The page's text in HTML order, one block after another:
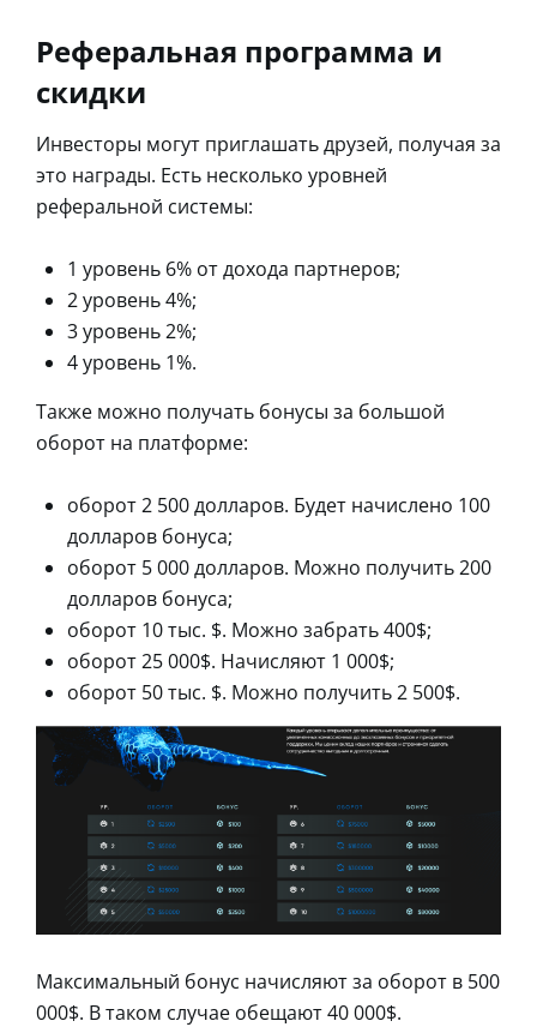
Реферальная программа и
скидки
Инвесторы могут приглашать друзей, получая за
это награды. Есть несколько уровней
реферальной системы:
1 уровень 6% от дохода партнеров;
2 уровень 4%;
3 уровень 2%;
4 уровень 1%.
Также можно получать бонусы за большой
оборот на платформе:
оборот 2 500 долларов. Будет начислено 100
долларов бонуса;
оборот 5 000 долларов. Можно получить 200
долларов бонуса;
оборот 10 тыс. $. Можно забрать 400$;
оборот 25 000$. Начисляют 1 000$;
оборот 50 тыс. $. Можно получить 2 500$.
Максимальный бонус начисляют за оборот в 500
000$. В таком случае обещают 40 000$.